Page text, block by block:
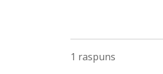
1 raspuns